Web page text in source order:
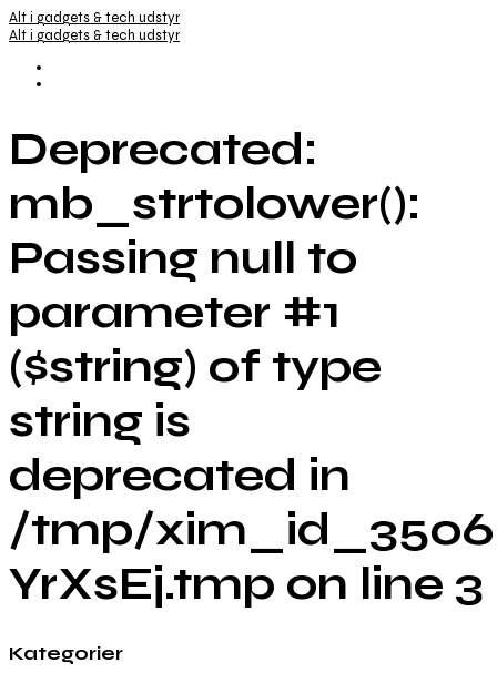
Alt i gadgets & tech udstyr
Alt i gadgets & tech udstyr
Deprecated:
mb_strtolower():
Passing null to
parameter #1
($string) of type
string is
deprecated in
/tmp/
YrXsEj.tmp on line 3
Kategorier